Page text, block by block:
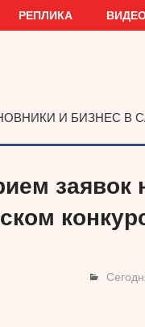
РЕПЛИКА
И БИЗНЕС В
заявок